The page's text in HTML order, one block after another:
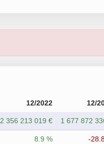
12/2022 12/
2 356 213 019 € 1 677 872
8.9 % -